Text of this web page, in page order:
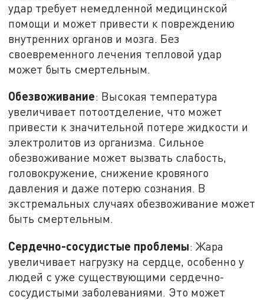
удар требует немедленной медицинской
помощи и может привести к повреждению
внутренних органов и мозга. Без
своевременного лечения тепловой удар
может быть смертельным.
Обезвоживание: Высокая температура
увеличивает потоотделение, что может
привести к значительной потере жидкости и
электролитов из организма. Сильное
обезвоживание может вызвать слабость,
головокружение, снижение кровяного
давления и даже потерю сознания. В
экстремальных случаях обезвоживание может
быть смертельным.
Сердечно-сосудистые проблемы: Жара
увеличивает нагрузку на сердце, особенно у
людей с уже существующими сердечно-
сосудистыми заболеваниями. Это может